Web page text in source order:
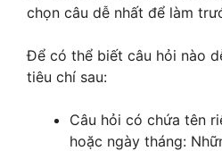
chọn câu dễ nhất để làm
Để có thể biết câu hỏi nào
tiêu chí sau:
Câu hỏi có chứa tên
hoặc ngày tháng: